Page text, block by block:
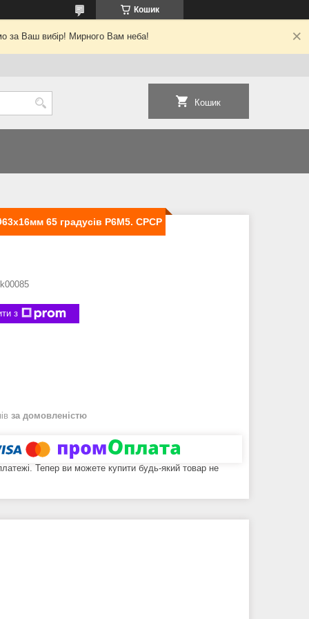
Кошик
за Ваш вибір! Мирного Вам неба!
Кошик
65 градусів Р6М5. СРСР
з
за домовленістю
Тепер ви можете купити будь-який товар не